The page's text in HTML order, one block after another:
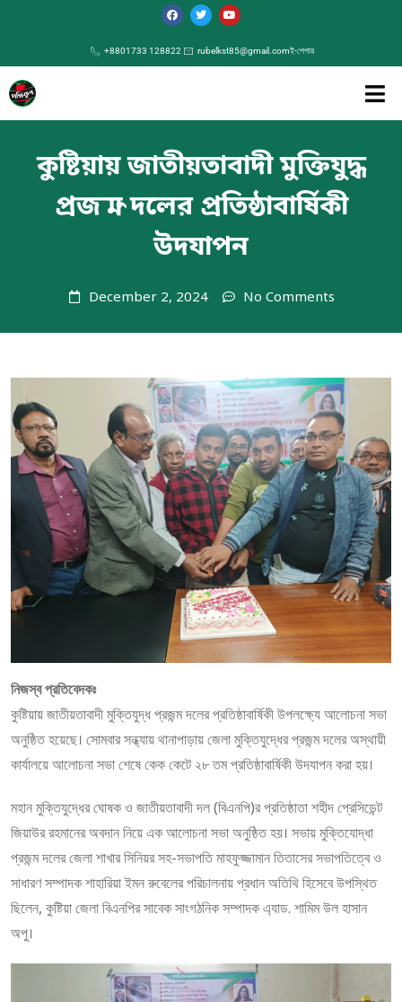
+8801733 128822 rubelkst85@gmail.comই-পেপার
কুষ্টিয়ায় জাতীয়তাবাদী মুক্তিযুদ্ধ
প্রজন্ম দলের প্রতিষ্ঠাবার্ষিকী
উদযাপন
December 2, 2024 No Comments
নিজস্ব প্রতিবেদকঃ
কুষ্টিয়ায় জাতীয়তাবাদী মুক্তিযুদ্ধ প্রজন্ম দলের প্রতিষ্ঠাবার্ষিকী উপলক্ষ্যে আলোচনা সভা
অনুষ্ঠিত হয়েছে। সোমবার সন্ধ্যায় থানাপাড়ায় জেলা মুক্তিযুদ্ধের প্রজন্ম দলের অস্থায়ী
কার্যালয়ে আলোচনা সভা শেষে কেক কেটে ২৮ তম প্রতিষ্ঠাবার্ষিকী উদযাপন করা হয়।
মহান মুক্তিযুদ্ধের ঘোষক ও জাতীয়তাবাদী দল (বিএনপি)র প্রতিষ্ঠাতা শহীদ প্রেসিডেন্ট
জিয়াউর রহমানের অবদান নিয়ে এক আলোচনা সভা অনুষ্ঠিত হয়। সভায় মুক্তিযোদ্ধা
প্রজন্ম দলের জেলা শাখার সিনিয়র সহ-সভাপতি মাহফুজ্জামান তিতাসের সভাপতিত্বে ও
সাধারণ সম্পাদক শাহারিয়া ইমন রুবেলের পরিচালনায় প্রধান অতিথি হিসেবে উপস্থিত
ছিলেন, কুষ্টিয়া জেলা বিএনপির সাবেক সাংগঠনিক সম্পাদক এ্যাড. শামিম উল হাসান
অপু।